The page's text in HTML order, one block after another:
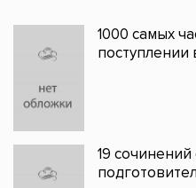
1000 самых
поступлении
19